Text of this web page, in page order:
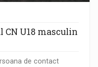
U18 masculin
de contact